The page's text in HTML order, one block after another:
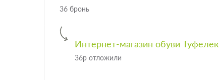
36 бронь
Интернет-магазин обуви Туфелек
36р отложили